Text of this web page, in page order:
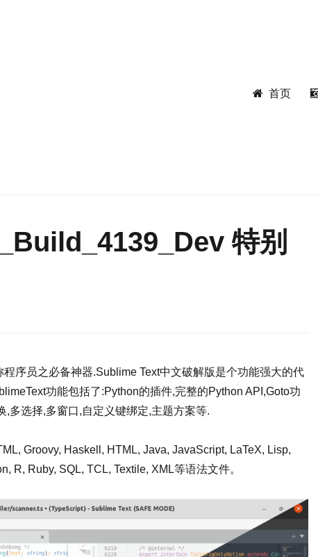
首页
特别
序员之必备神器.Sublime Text中文破解版是个功能强大的代
功能包括了:Python的插件,完整的Python API,Goto功
多选择,多窗口,自定义键绑定,主题方案等.
Groovy, Haskell, HTML, Java, JavaScript, LaTeX, Lisp,
R, Ruby, SQL, TCL, Textile, XML等语法文件。